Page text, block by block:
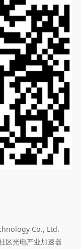
Co., Ltd.
区光电产业加速器